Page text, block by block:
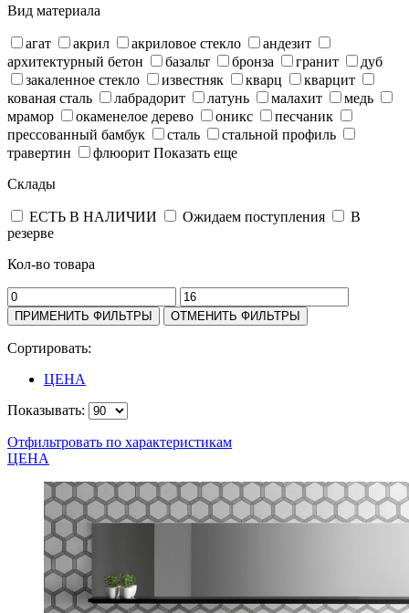
Вид материала
агат акрил акриловое стекло
андезит
архитектурный бетон
базальт бронза гранит
дуб
закаленное стекло
известняк кварц
кварцит
кованая сталь
лабрадорит латунь малахит
медь
мрамор
окаменелое дерево оникс
песчаник
прессованный бамбук
сталь
стальной профиль
травертин
флюорит Показать еще
Склады
ЕСТЬ В НАЛИЧИИ Ожидаем поступления
В
резерве
Кол-во товара
Сортировать:
ЦЕНА
Показывать:
Отфильтровать по характеристикам
ЦЕНА